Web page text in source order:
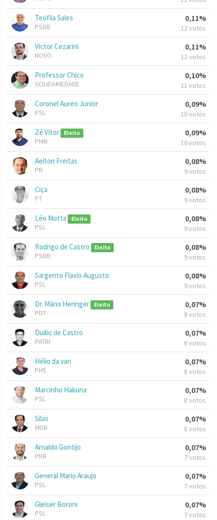
Teófila Sales
PSDB
0,11%
12 votos
Victor Cezarini
NOVO
0,11%
12 votos
Professor Chico
SOLIDARIEDADE
0,10%
11 votos
Coronel Aureo Junior
PSL
0,09%
10 votos
Zé Vitor Eleito
PMN
0,09%
10 votos
Aelton Freitas
PR
0,08%
9 votos
Ciça
PT
0,08%
9 votos
Léo Motta Eleito
PSL
0,08%
9 votos
Rodrigo de Castro Eleito
PSDB
0,08%
9 votos
Sargento Flavio Augusto
PSL
0,08%
9 votos
Dr. Mário Heringer Eleito
PDT
0,07%
8 votos
Duilio de Castro
PATRI
0,07%
8 votos
Hélio da van
PHS
0,07%
8 votos
Marcinho Hakuna
PSL
0,07%
8 votos
Silas
MDB
0,07%
8 votos
Arnaldo Gontijo
PRB
0,07%
7 votos
General Mario Araujo
PSL
0,07%
7 votos
Gleiser Boroni
PSL
0,07%
7 votos